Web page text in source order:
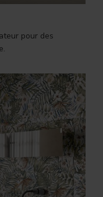
pour des